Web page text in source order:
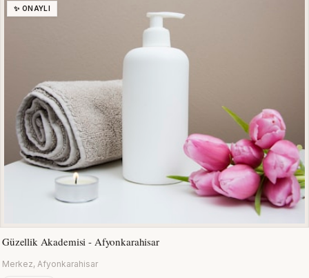
✨ ONAYLI
Güzellik Akademisi - Afyonkarahisar
Merkez, Afyonkarahisar